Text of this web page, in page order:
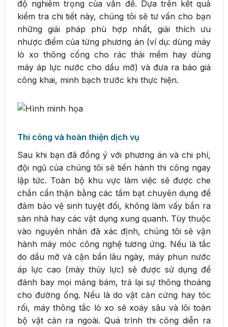
độ nghiêm trọng của vấn đề. Dựa trên kết quả
kiểm tra chi tiết này, chúng tôi sẽ tư vấn cho bạn
những giải pháp phù hợp nhất, giải thích ưu
nhược điểm của từng phương án (ví dụ: dùng máy
lò xo thông cống cho rác thải mềm hay dùng
máy áp lực nước cho dầu mỡ) và đưa ra báo giá
công khai, minh bạch trước khi thực hiện.
Thi công và hoàn thiện dịch vụ
Sau khi bạn đã đồng ý với phương án và chi phí,
đội ngũ của chúng tôi sẽ tiến hành thi công ngay
lập tức. Toàn bộ khu vực làm việc sẽ được che
chắn cẩn thận bằng các tấm bạt chuyên dụng để
đảm bảo vệ sinh tuyệt đối, không làm vấy bẩn ra
sàn nhà hay các vật dụng xung quanh. Tùy thuộc
vào nguyên nhân đã xác định, chúng tôi sẽ vận
hành máy móc công nghệ tương ứng. Nếu là tắc
do dầu mỡ và cặn bẩn lâu ngày, máy phun nước
áp lực cao (máy thủy lực) sẽ được sử dụng để
đánh bay mọi mảng bám, trả lại sự thông thoáng
cho đường ống. Nếu là do vật cản cứng hay tóc
rối, máy thông tắc lò xo sẽ xoáy sâu và lôi toàn
bộ vật cản ra ngoài. Quá trình thi công diễn ra